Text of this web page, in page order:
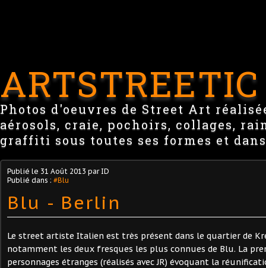
ARTSTREETIC
Photos d'oeuvres de Street Art
aérosols, craie, pochoirs, collages,
graffiti sous toutes ses formes et
Publié le 31 Août 2013 par ID
Publié dans : #Blu
Blu - Berlin
Le street artiste Italien est très présent dans le quartier de
notamment les deux fresques les plus connues de Blu. La
personnages étranges (réalisés avec JR) évoquant la